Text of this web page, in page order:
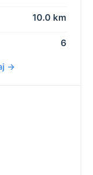
10.0 km
6
→